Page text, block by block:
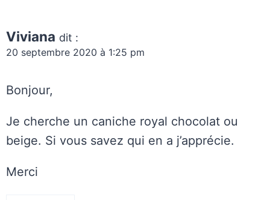
Viviana dit :
20 septembre 2020 à 1:25 pm
Bonjour,
Je cherche un caniche royal chocolat ou
beige. Si vous savez qui en a j’apprécie.
Merci